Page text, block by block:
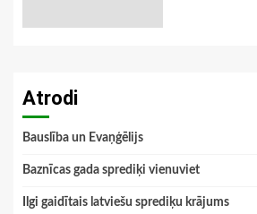
Atrodi
Bauslība un Evaņģēlijs
Baznīcas gada sprediķi vienuviet
Ilgi gaidītais latviešu sprediķu krājums